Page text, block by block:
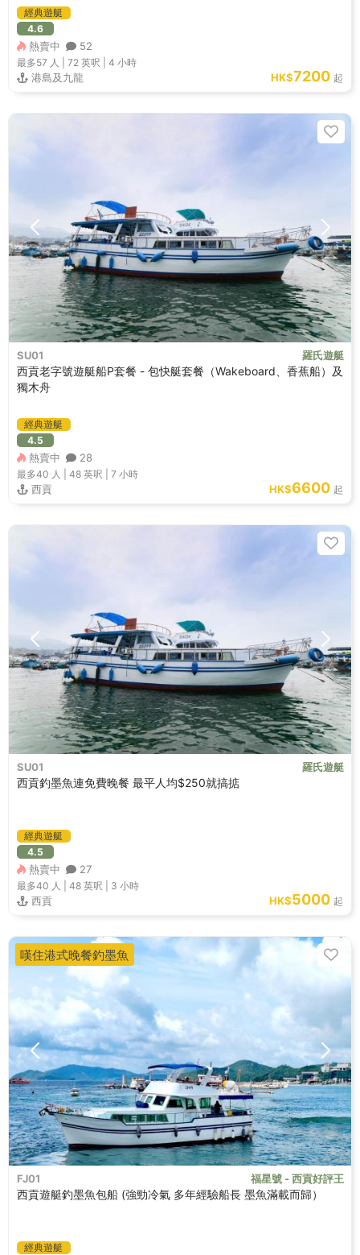
經典遊艇
4.6
熱賣中 52
最多57 人 | 72 英呎 4 小時
港島及九龍 HK$7200 起
SU01 羅氏遊艇
西貢老字號遊艇船P套餐 - 包快艇套餐（Wakeboard、香蕉船）及
獨木舟
經典遊艇
4.5
熱賣中 28
最多40 人 | 48 英呎 7 小時
西貢 HK$6600 起
SU01 羅氏遊艇
西貢釣墨魚連免費晚餐 最平人均$250就搞掂
經典遊艇
4.5
熱賣中 27
最多40 人 | 48 英呎 3 小時
西貢 HK$5000 起
FJ01 福星號 - 西貢好評王
西貢遊艇釣墨魚包船 (強勁冷氣 多年經驗船長 墨魚滿載而歸）
經典遊艇
嘆住港式晚餐釣墨魚